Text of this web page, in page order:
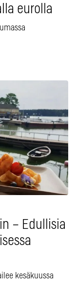
eurolla
– Edullisia
kesäkuussa